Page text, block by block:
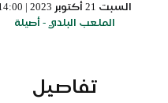
السبت 21 أكتوبر 2023 | 14:00
الملعب البلدي - أصيلة
تفاصيل